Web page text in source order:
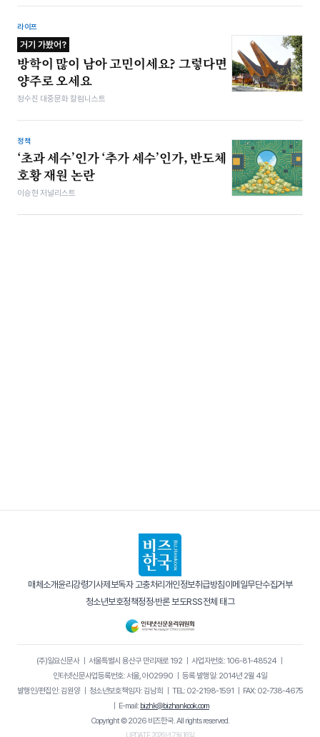
라이프
거기 가봤어?
방학이 많이 남아 고민이세요? 그렇다면
양주로 오세요
정수진 대중문화 칼럼니스트
정책
‘초과 세수’인가 ‘추가 세수’인가, 반도체
호황 재원 논란
이승현 저널리스트
매체소개윤리강령기사제보독자 고충처리 개인정보취급방침이메일무단수집거부
청소년보호정책정정·반론 보도RSS전체 태그
(주)일요신문사｜ 서울특별시 용산구 만리재로 192｜ 사업자번호: 106-81-48524｜
인터넷신문사업등록번호: 서울, 아02990
등록·발행일: 2014년 2월 4일
발행인/편집인: 김원양｜ 청소년보호책임자: 김남희 TEL: 02-2198-1591
FAX: 02-738-4675
E-mail: bizhk@bizhankook.com
Copyright © 2026 비즈한국. All rights reserved.